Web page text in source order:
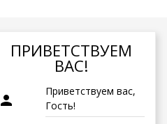
ПРИВЕТСТВУЕМ
ВАС!
person
Приветствуем вас,
Гость!